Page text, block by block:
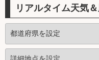
リアルタイム天気